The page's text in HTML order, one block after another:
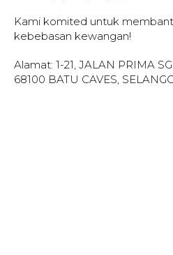
Kami komited untuk
kebebasan kewangan!
Alamat: 1-21, JALAN PRIMA
68100 BATU CAVES,